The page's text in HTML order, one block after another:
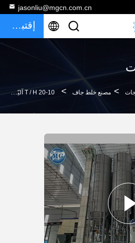
jasonliu@mgcn.com.cn
إقتباس
> مصنع خلط جاف > 10-20 T / H آليّة جافّ مزيج هاون مصنع جدار معجون يجعل آلة